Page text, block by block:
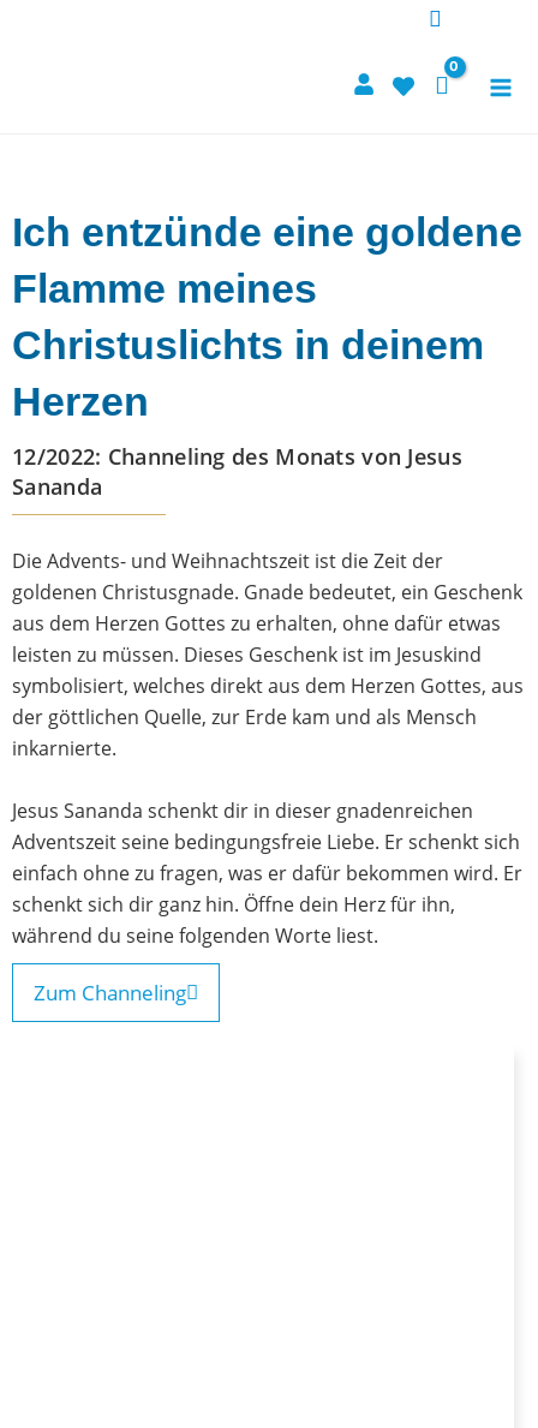
Ich entzünde eine goldene
Flamme meines
Christuslichts in deinem
Herzen
12/2022: Channeling des Monats von Jesus
Sananda
Die Advents- und Weihnachtszeit ist die Zeit der
goldenen Christusgnade. Gnade bedeutet, ein Geschenk
aus dem Herzen Gottes zu erhalten, ohne dafür etwas
leisten zu müssen. Dieses Geschenk ist im Jesuskind
symbolisiert, welches direkt aus dem Herzen Gottes, aus
der göttlichen Quelle, zur Erde kam und als Mensch
inkarnierte.
Jesus Sananda schenkt dir in dieser gnadenreichen
Adventszeit seine bedingungsfreie Liebe. Er schenkt sich
einfach ohne zu fragen, was er dafür bekommen wird. Er
schenkt sich dir ganz hin. Öffne dein Herz für ihn,
während du seine folgenden Worte liest.
Zum Channeling